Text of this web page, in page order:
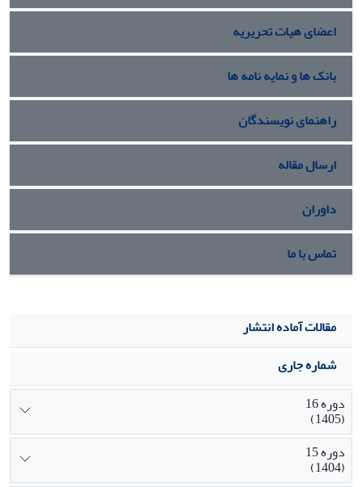
اعضای هیات تحریریه
بانک ها و نمایه نامه ها
راهنمای نویسندگان
ارسال مقاله
داوران
تماس با ما
مقالات آماده انتشار
شماره جاری
دوره 16
(1405)
دوره 15
(1404)